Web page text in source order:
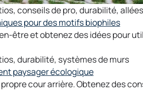
, conseils de pro, durabilité, allées
pour des motifs biophiles
être et obtenez des idées pour
, durabilité, systèmes de murs
paysager écologique
cour arrière. Obtenez des